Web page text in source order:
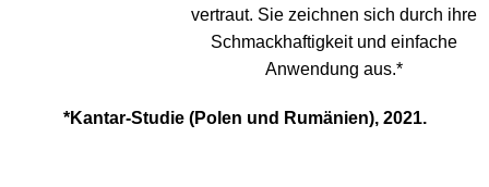
vertraut. Sie zeichnen sich durch ihre
Schmackhaftigkeit und einfache
Anwendung aus.*
*Kantar-Studie (Polen und Rumänien), 2021.